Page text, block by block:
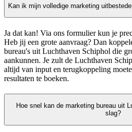
Kan ik mijn volledige marketing
Ja dat kan! Via ons formulier kun je
Heb jij een grote aanvraag? Dan
bureau's uit Luchthaven Schiphol die
aankunnen. Je zult de Luchthaven
altijd van input en terugkoppeling
resultaten te boeken.
Hoe snel kan de marketing bureau uit
slag?